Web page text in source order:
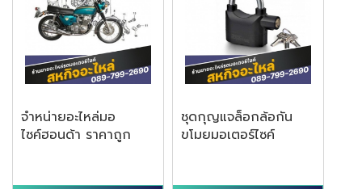
จำหน่ายอะไหล่มอ
ไซค์ฮอนด้า ราคาถูก
ชุดกุญแจล็อกล้อกัน
ขโมยมอเตอร์ไซค์